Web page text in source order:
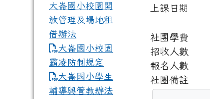
上課日期
社團學費
招收人數
報名人數
社團備註
大崙國小校園開
放管理及場地租
借辦法
大崙國小校園
霸凌防制規定
大崙國小學生
輔導與管教辦法